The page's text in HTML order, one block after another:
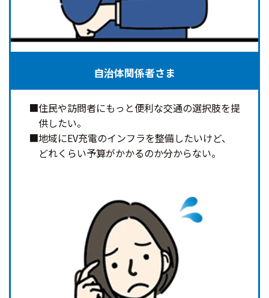
自治体関係者さま
住民や訪問者にもっと便利な交通の選択肢を提
供したい。
地域にEV充電のインフラを整備したいけど、
どれくらい予算がかかるのか分からない。